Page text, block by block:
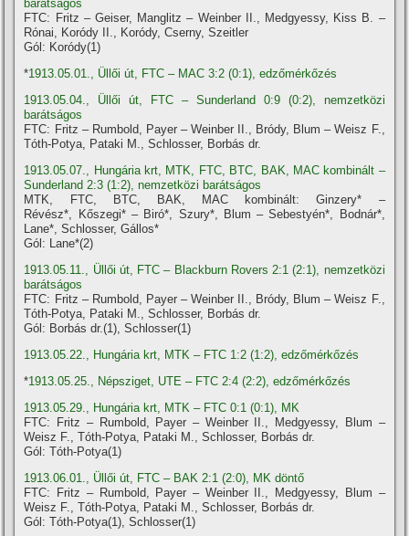
barátságos
FTC: Fritz – Geiser, Manglitz – Weinber II., Medgyessy, Kiss B. –
Rónai, Koródy II., Koródy, Cserny, Szeitler
Gól: Koródy(1)
*1913.05.01., Üllői út, FTC – MAC 3:2 (0:1), edzőmérkőzés
1913.05.04., Üllői út, FTC – Sunderland 0:9 (0:2), nemzetközi
barátságos
FTC: Fritz – Rumbold, Payer – Weinber II., Bródy, Blum – Weisz F.,
Tóth-Potya, Pataki M., Schlosser, Borbás dr.
1913.05.07., Hungária krt, MTK, FTC, BTC, BAK, MAC kombinált –
Sunderland 2:3 (1:2), nemzetközi barátságos
MTK, FTC, BTC, BAK, MAC kombinált: Ginzery* –
Révész*, Kőszegi* – Biró*, Szury*, Blum – Sebestyén*, Bodnár*,
Lane*, Schlosser, Gállos*
Gól: Lane*(2)
1913.05.11., Üllői út, FTC – Blackburn Rovers 2:1 (2:1), nemzetközi
barátságos
FTC: Fritz – Rumbold, Payer – Weinber II., Bródy, Blum – Weisz F.,
Tóth-Potya, Pataki M., Schlosser, Borbás dr.
Gól: Borbás dr.(1), Schlosser(1)
1913.05.22., Hungária krt, MTK – FTC 1:2 (1:2), edzőmérkőzés
*1913.05.25., Népsziget, UTE – FTC 2:4 (2:2), edzőmérkőzés
1913.05.29., Hungária krt, MTK – FTC 0:1 (0:1), MK
FTC: Fritz – Rumbold, Payer – Weinber II., Medgyessy, Blum –
Weisz F., Tóth-Potya, Pataki M., Schlosser, Borbás dr.
Gól: Tóth-Potya(1)
1913.06.01., Üllői út, FTC – BAK 2:1 (2:0), MK döntő
FTC: Fritz – Rumbold, Payer – Weinber II., Medgyessy, Blum –
Weisz F., Tóth-Potya, Pataki M., Schlosser, Borbás dr.
Gól: Tóth-Potya(1), Schlosser(1)